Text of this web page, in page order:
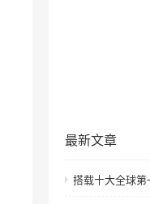
最新文章
搭载十大全球